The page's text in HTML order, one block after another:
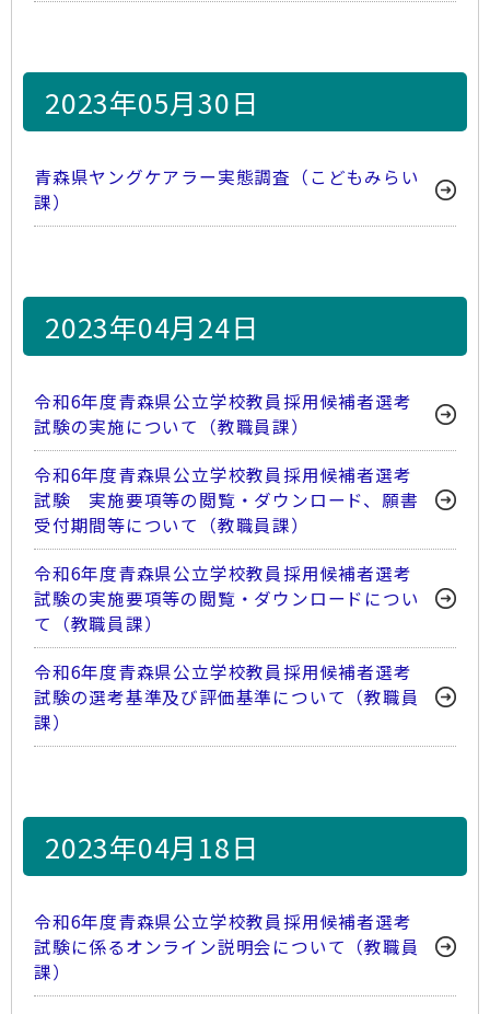
2023年05月30日
青森県ヤングケアラー実態調査（こどもみらい
課）
2023年04月24日
令和6年度青森県公立学校教員採用候補者選考
試験の実施について（教職員課）
令和6年度青森県公立学校教員採用候補者選考
試験 実施要項等の閲覧・ダウンロード、願書
受付期間等について（教職員課）
令和6年度青森県公立学校教員採用候補者選考
試験の実施要項等の閲覧・ダウンロードについ
て（教職員課）
令和6年度青森県公立学校教員採用候補者選考
試験の選考基準及び評価基準について（教職員
課）
2023年04月18日
令和6年度青森県公立学校教員採用候補者選考
試験に係るオンライン説明会について（教職員
課）